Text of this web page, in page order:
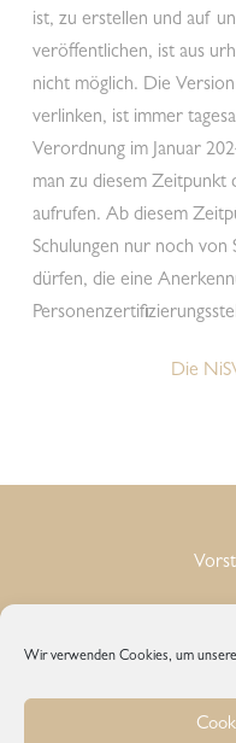
Wir verwenden Cookies, um
ist, zu erstellen und auf
veröffentlichen, ist aus
nicht möglich. Die
verlinken, ist immer
Verordnung im Januar
man zu diesem Zeitpunkt
aufrufen. Ab diesem
Schulungen nur noch von
dürfen, die eine
Die